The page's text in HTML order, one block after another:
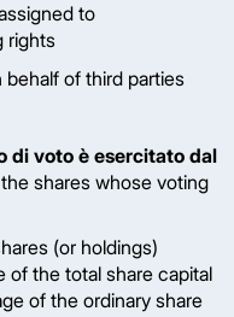
to
rights
behalf of third parties
di voto è esercitato dal
shares whose voting
(or holdings)
of the total share capital
of the ordinary share